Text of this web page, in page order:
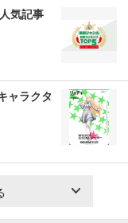
気記事
ャラクタ